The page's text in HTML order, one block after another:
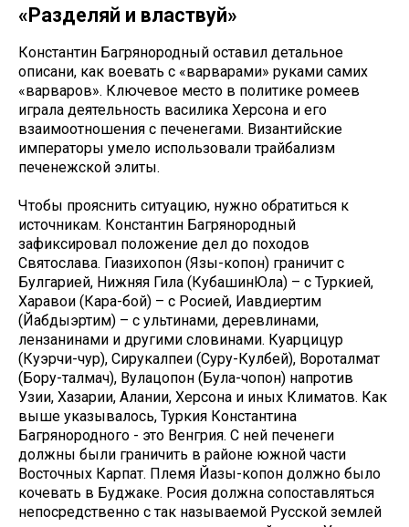
«Разделяй и властвуй»
Константин Багрянородный оставил детальное
описани, как воевать с «варварами» руками самих
«варваров». Ключевое место в политике ромеев
играла деятельность василика Херсона и его
взаимоотношения с печенегами. Византийские
императоры умело использовали трайбализм
печенежской элиты.
Чтобы прояснить ситуацию, нужно обратиться к
источникам. Константин Багрянородный
зафиксировал положение дел до походов
Святослава. Гиазихопон (Язы-копон) граничит с
Булгарией, Нижняя Гила (КубашинЮла) – с Туркией,
Харавои (Кара-бой) – с Росией, Иавдиертим
(Йабдыэртим) – с ультинами, деревлинами,
лензанинами и другими словинами. Куарцицур
(Куэрчи-чур), Сирукалпеи (Суру-Кулбей), Вороталмат
(Бору-талмач), Вулацопон (Була-чопон) напротив
Узии, Хазарии, Алании, Херсона и иных Климатов. Как
выше указывалось, Туркия Константина
Багрянородного - это Венгрия. С ней печенеги
должны были граничить в районе южной части
Восточных Карпат. Племя Йазы-копон должно было
кочевать в Буджаке. Росия должна сопоставляться
непосредственно с так называемой Русской землей